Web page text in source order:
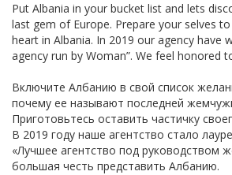
Put Albania in your bucket list and lets
last gem of Europe. Prepare your selves
heart in Albania. In 2019 our agency have
agency run by Woman”. We feel honored
Включите Албанию в свой список
почему ее называют последней
Приготовьтесь оставить частичку
В 2019 году наше агентство стало
«Лучшее агентство под руководством
большая честь представить Албанию.